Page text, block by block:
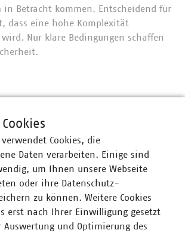
in Betracht kommen. Entscheidend für
dass eine hohe Komplexität
Nur klare Bedingungen schaffen
verwendet Cookies, die
Daten verarbeiten. Einige sind
um Ihnen unsere Webseite
oder ihre Datenschutz-
zu können. Weitere Cookies
erst nach Ihrer Einwilligung gesetzt
und Optimierung des